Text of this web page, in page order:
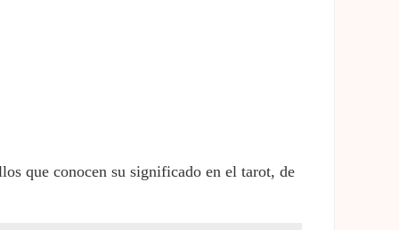
que conocen su significado en el tarot, de